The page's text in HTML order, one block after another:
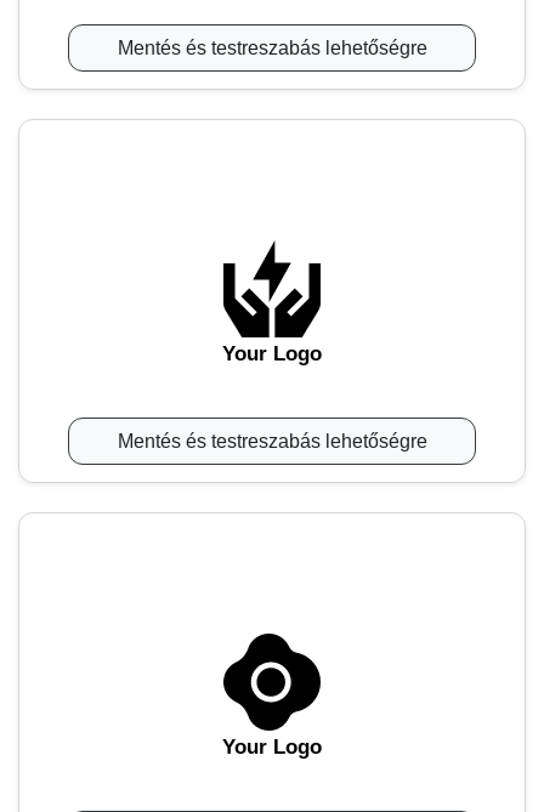
Mentés és testreszabás lehetőségre
Your Logo
Mentés és testreszabás lehetőségre
Your Logo